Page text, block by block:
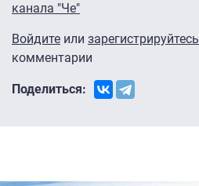
канала "Че"
Войдите или зарегистрируйтесь
комментарии
Поделиться: